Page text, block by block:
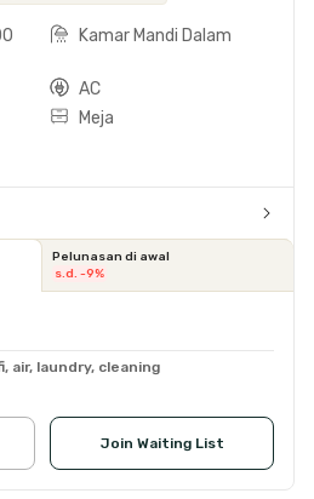
Kamar Mandi Dalam
AC
Meja
Pelunasan di awal
s.d. -9%
laundry, cleaning
Join Waiting List